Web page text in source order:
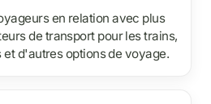
en relation avec plus
de transport pour les trains,
et d'autres options de voyage.